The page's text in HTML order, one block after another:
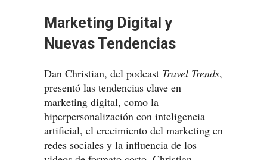
Marketing Digital y
Nuevas Tendencias
Dan Christian, del podcast Travel Trends,
presentó las tendencias clave en
marketing digital, como la
hiperpersonalización con inteligencia
artificial, el crecimiento del marketing en
redes sociales y la influencia de los